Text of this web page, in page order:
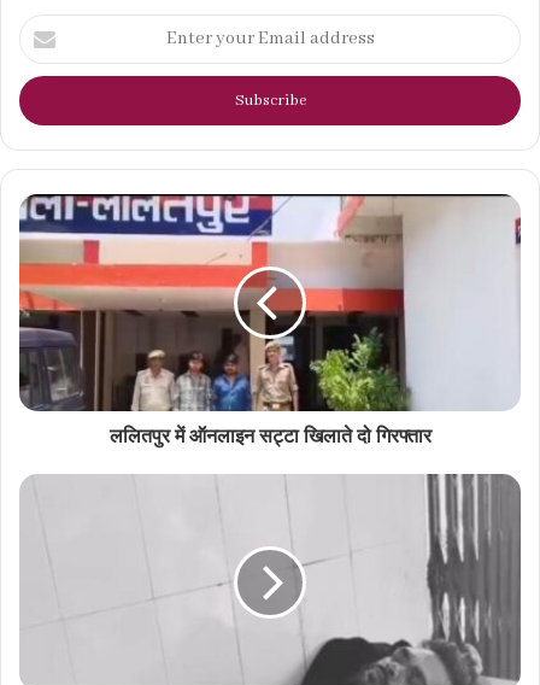
Enter
your
Email
address
ललितपुर में ऑनलाइन सट्टा खिलाते दो गिरफ्तार